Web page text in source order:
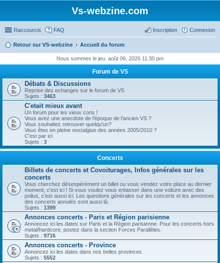
Vs-webzine.com
Raccourcis FAQ Connexion
Inscription
Retour sur VS-webzine Accueil du forum
Nous sommes le jeu. août 06, 2026 11:30 pm
Forum de VS
Débats & Discussions
Reprise des echanges sur le forum de VS
Sujets : 3463
C'etait mieux avant
Un forum pour les vieux cons !
Vous avez une anecdote de l'époque de l'ancien VS ?
Vous souhaitez retrouver quelqu'un?
Vous êtes en pleine nostalgiue des années 2005/2010 ?
C'est par ici
Sujets : 3
Concerts
Billets de concerts et Covoiturages, Infos générales sur les
concerts
Vous cherchez désespérément un billet ou vous vendez votre place au dernier
moment, c'est ici ! Si vous voulez vous entasser dans une voiture avec des
poilus, c'est aussi ici. Les questions générales sur les concerts et les annonces
des concerts annulés sont aussi là.
Sujets : 1399
Annonces concerts - Paris et Région parisienne
Annoncez ici les dates sur Paris et la Région parisienne. Pour les concerts hors
metal/hardcore, postez dans la section Forces Parallèles.
Sujets : 9716
Annonces concerts - Province
Annoncez ici les dates dans nos belles provinces
Sujets : 5552